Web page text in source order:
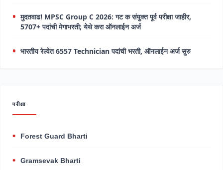
मुदतवाढ! MPSC Group C 2026: गट क संयुक्त पूर्व परीक्षा जाहीर,
5707+ पदांची मेगाभरती; येथे करा ऑनलाईन अर्ज
भारतीय रेल्वेत 6557 Technician पदांची भरती, ऑनलाईन अर्ज सुरु
परीक्षा
Forest Guard Bharti
Gramsevak Bharti